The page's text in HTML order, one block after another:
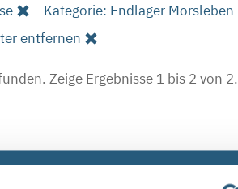
Kategorie: Endlager Morsleben
entfernen
Zeige Ergebnisse 1 bis 2 von 2.